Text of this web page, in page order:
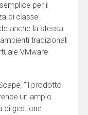
per il
di classe
anche la stessa
tradizionali
VMware
“il prodotto
un ampio
di gestione